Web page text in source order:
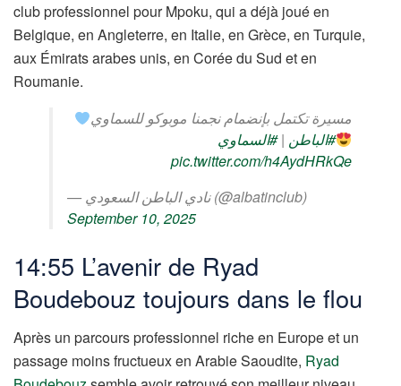
club professionnel pour Mpoku, qui a déjà joué en
Belgique, en Angleterre, en Italie, en Grèce, en Turquie,
aux Émirats arabes unis, en Corée du Sud et en
Roumanie.
مسيرة تكتمل بإنضمام نجمنا موبوكو للسماوي
#الباطن |#السماوي
pic.twitter.com/h4AydHRkQe
— نادي الباطن السعودي (@albatinclub)
September 10, 2025
14:55 L’avenir de Ryad
Boudebouz toujours dans le flou
Après un parcours professionnel riche en Europe et un
passage moins fructueux en Arabie Saoudite, Ryad